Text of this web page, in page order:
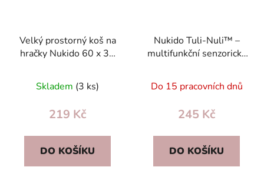
Velký prostorný koš na
hračky Nukido 60 x 35
dětského pokoje
Skladem (3 ks)
219 Kč
DO KOŠÍKU
Nukido Tuli-Nuli™ –
multifunkční senzorický
chrastítkem a
kousátkem
Do 15 pracovních dnů
245 Kč
DO KOŠÍKU